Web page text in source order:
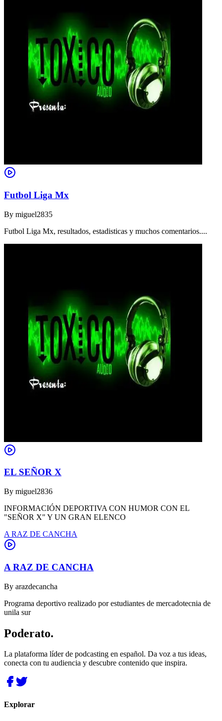
Futbol Liga Mx
By miguel2835
Futbol Liga Mx, resultados, estadisticas y muchos comentarios....
EL SEÑOR X
By miguel2836
INFORMACIÓN DEPORTIVA CON HUMOR CON EL
"SEÑOR X" Y UN GRAN ELENCO
A RAZ DE CANCHA
A RAZ DE CANCHA
By arazdecancha
Programa deportivo realizado por estudiantes de mercadotecnia de
unila sur
Poderato.
La plataforma líder de podcasting en español. Da voz a tus ideas,
conecta con tu audiencia y descubre contenido que inspira.
Explorar